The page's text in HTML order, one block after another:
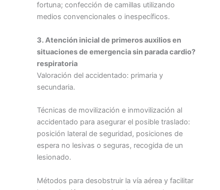
fortuna; confección de camillas utilizando
medios convencionales o inespecíficos.
3. Atención inicial de primeros auxilios en
situaciones de emergencia sin paradacardio?
respiratoria
Valoración del accidentado: primaria y
secundaria.
Técnicas de movilización e inmovilización al
accidentado para asegurar el posible traslado:
posición lateral de seguridad, posiciones de
espera no lesivas o seguras, recogida de un
lesionado.
Métodos para desobstruir la vía aérea y facilitar